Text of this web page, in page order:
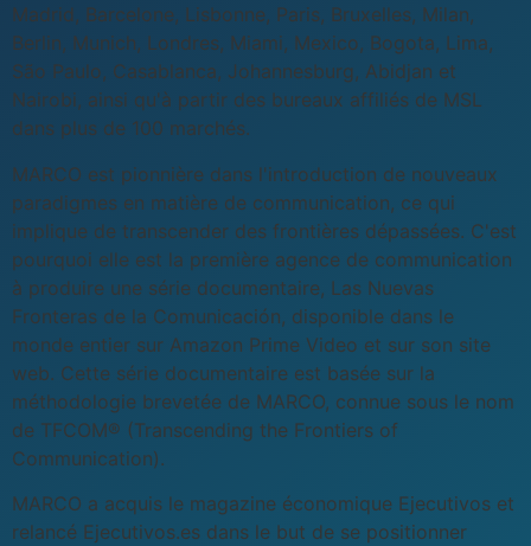
Madrid, Barcelone, Lisbonne, Paris, Bruxelles, Milan,
Berlin, Munich, Londres, Miami, Mexico, Bogota, Lima,
São Paulo, Casablanca, Johannesburg, Abidjan et
Nairobi, ainsi qu'à partir des bureaux affiliés de MSL
dans plus de 100 marchés.
MARCO est pionnière dans l'introduction de nouveaux
paradigmes en matière de communication, ce qui
implique de transcender des frontières dépassées. C'est
pourquoi elle est la première agence de communication
à produire une série documentaire, Las Nuevas
Fronteras de la Comunicación, disponible dans le
monde entier sur Amazon Prime Video et sur son site
web. Cette série documentaire est basée sur la
méthodologie brevetée de MARCO, connue sous le nom
de TFCOM® (Transcending the Frontiers of
Communication).
MARCO a acquis le magazine économique Ejecutivos et
relancé Ejecutivos.es dans le but de se positionner